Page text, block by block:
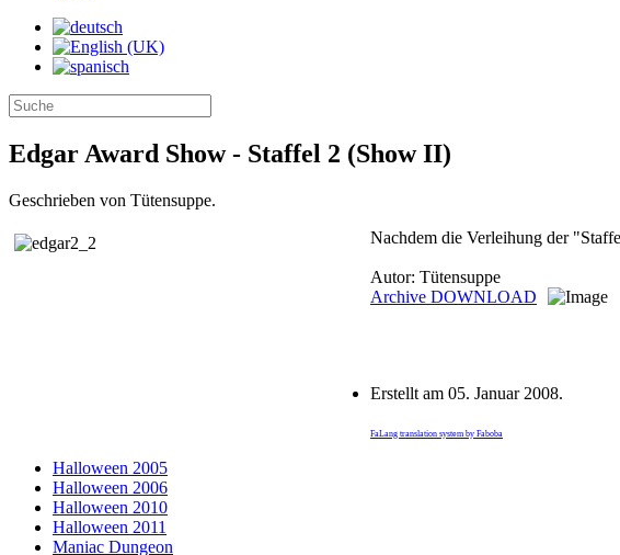
Edgar Award Show - Staffel 2 (Show II)
Geschrieben von Tütensuppe.
Nachdem die Verleihung der
Autor: Tütensuppe
Archive DOWNLOAD
Erstellt am 05. Januar 2008.
FaLang translation system by Faboba
Halloween 2005
Halloween 2006
Halloween 2010
Halloween 2011
Maniac Dungeon